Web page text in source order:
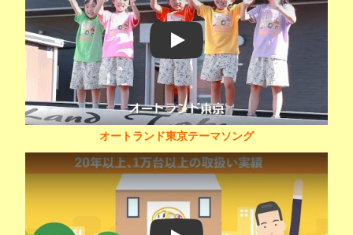
Play
オートランド東京テーマソング